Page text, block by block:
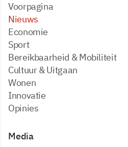
Voorpagina
Nieuws
Economie
Sport
Bereikbaarheid & Mobiliteit
Cultuur & Uitgaan
Wonen
Innovatie
Opinies
Media